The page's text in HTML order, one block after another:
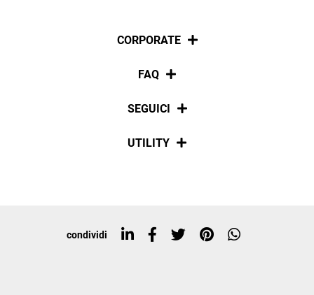
CORPORATE
Chi siamo
FAQ
Pagamenti
SEGUICI
Social
UTILITY
Top ricerche
condividi